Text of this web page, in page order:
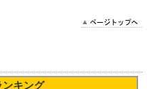
ンキング